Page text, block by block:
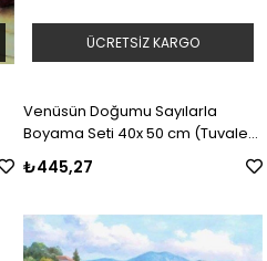
Venüsün Doğumu Sayılarla
Boyama Seti 40x 50 cm (Tuvale
Gerili)
₺445,27
ÜCRETSIZ KARGO